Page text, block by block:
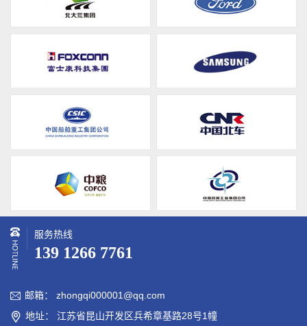
服务热线
139 1266 7761
 邮箱： zhongqi000001@qq.com
 地址： 江苏省昆山开发区兵希章基路28号1幢